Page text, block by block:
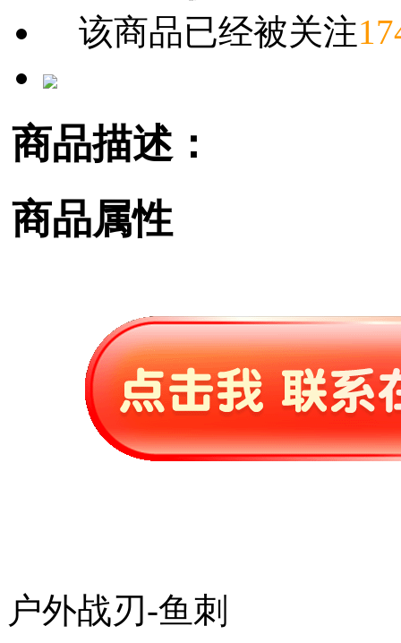
该商品已经被关注
商品描述：
商品属性
户外战刃-鱼刺